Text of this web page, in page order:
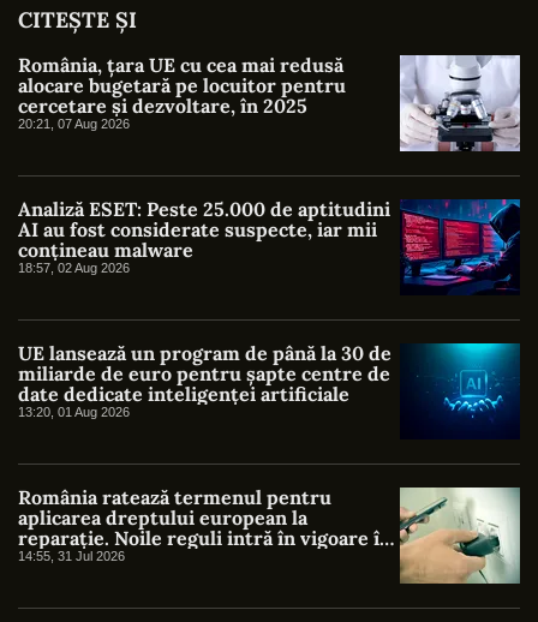
CITEȘTE ȘI
România, țara UE cu cea mai redusă
alocare bugetară pe locuitor pentru
cercetare și dezvoltare, în 2025
20:21, 07 Aug 2026
Analiză ESET: Peste 25.000 de aptitudini
AI au fost considerate suspecte, iar mii
conțineau malware
18:57, 02 Aug 2026
UE lansează un program de până la 30 de
miliarde de euro pentru șapte centre de
date dedicate inteligenței artificiale
13:20, 01 Aug 2026
România ratează termenul pentru
aplicarea dreptului european la
reparație. Noile reguli intră în vigoare în
UE, dar lipsesc din legislația națională
14:55, 31 Jul 2026